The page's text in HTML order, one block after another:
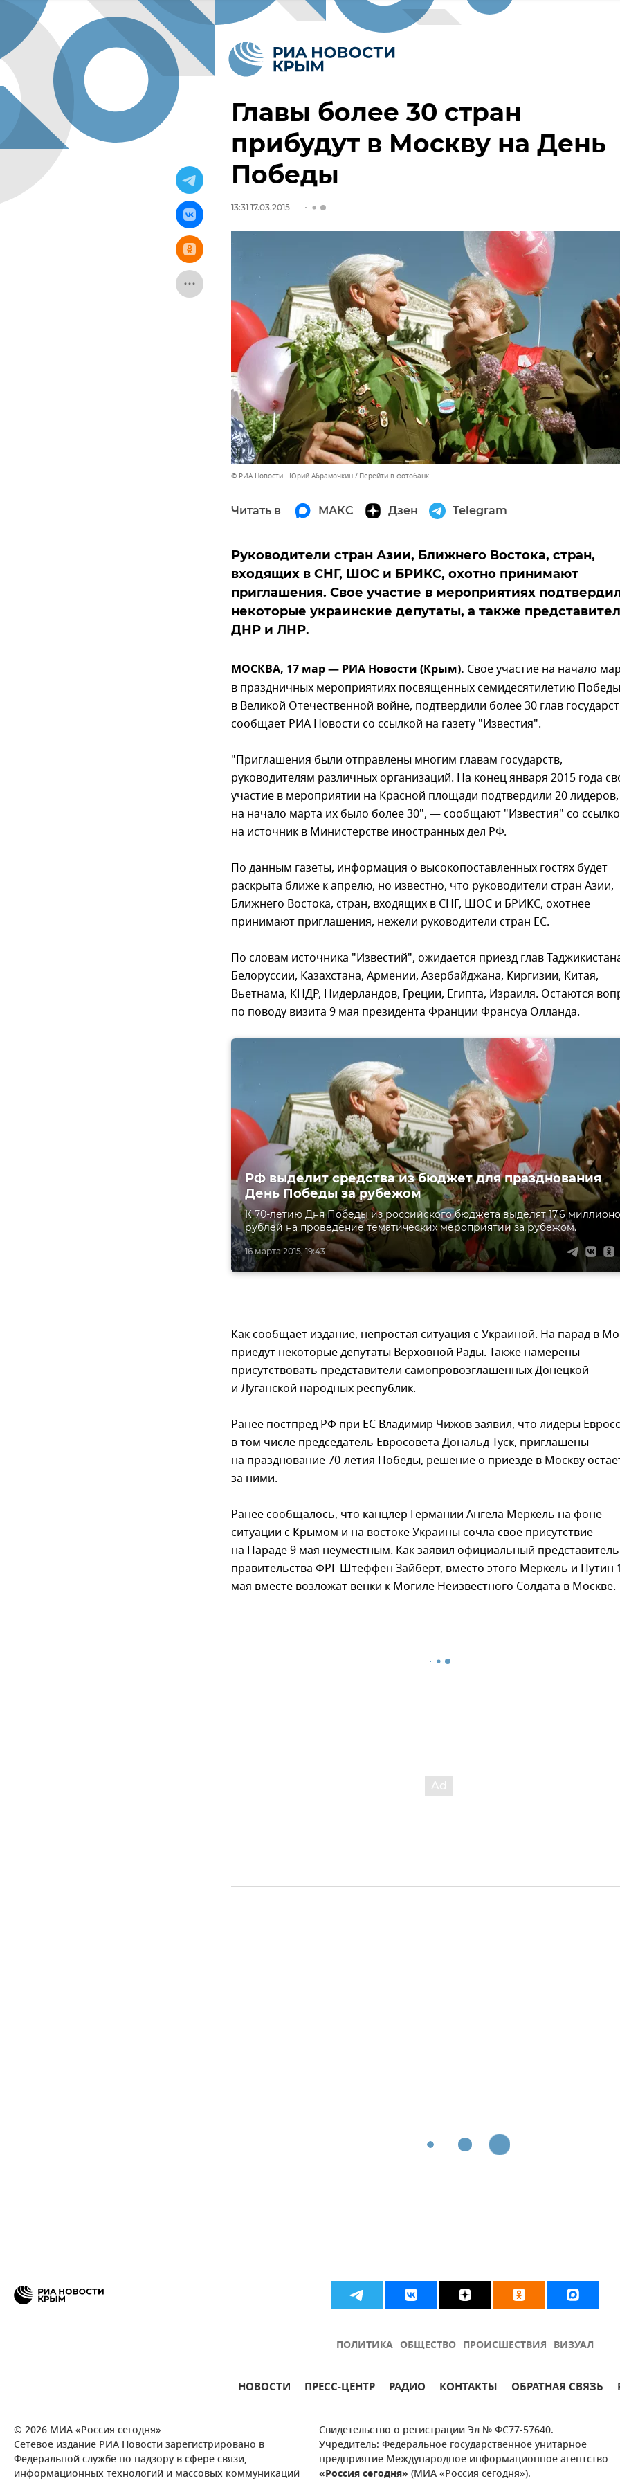
Главы более 30 стран
прибудут в Москву на День
Победы
13:31 17.03.2015
© РИА Новости . Юрий Абрамочкин Перейти в фотобанк
Читать в МАКС Дзен Telegram
Руководители стран Азии, Ближнего Востока, стран,
входящих в СНГ, ШОС и БРИКС, охотно принимают
приглашения. Свое участие в мероприятиях
некоторые украинские депутаты, а также
ДНР и ЛНР.
МОСКВА, 17 мар — РИА Новости (Крым). Свое участие на начало
в праздничных мероприятиях посвященных семидесятилетию Победы
в Великой Отечественной войне, подтвердили более 30 глав
сообщает РИА Новости со ссылкой на газету "Известия".
"Приглашения были отправлены многим главам государств,
руководителям различных организаций. На конец января 2015 года
участие в мероприятии на Красной площади подтвердили 20 лидеров,
на начало марта их было более 30", — сообщают "Известия" со
на источник в Министерстве иностранных дел РФ.
По данным газеты, информация о высокопоставленных гостях будет
раскрыта ближе к апрелю, но известно, что руководители стран Азии,
Ближнего Востока, стран, входящих в СНГ, ШОС и БРИКС, охотнее
принимают приглашения, нежели руководители стран ЕС.
По словам источника "Известий", ожидается приезд глав
Белоруссии, Казахстана, Армении, Азербайджана, Киргизии, Китая,
Вьетнама, КНДР, Нидерландов, Греции, Египта, Израиля. Остаются
по поводу визита 9 мая президента Франции Франсуа Олланда.
16 марта 2015, 19:43
РФ выделит средства из бюджет для празднования
День Победы за рубежом
К 70-летию Дня Победы из российского бюджета выделят 17.6
рублей на проведение тематических мероприятий за рубежом.
Как сообщает издание, непростая ситуация с Украиной. На парад в
приедут некоторые депутаты Верховной Рады. Также намерены
присутствовать представители самопровозглашенных Донецкой
и Луганской народных республик.
Ранее постпред РФ при ЕС Владимир Чижов заявил, что лидеры
в том числе председатель Евросовета Дональд Туск, приглашены
на празднование 70-летия Победы, решение о приезде в Москву
за ними.
Ранее сообщалось, что канцлер Германии Ангела Меркель на фоне
ситуации с Крымом и на востоке Украины сочла свое присутствие
на Параде 9 мая неуместным. Как заявил официальный представитель
правительства ФРГ Штеффен Зайберт, вместо этого Меркель и Путин
мая вместе возложат венки к Могиле Неизвестного Солдата в Москве.
ПОЛИТИКА ОБЩЕСТВО ПРОИСШЕСТВИЯ ВИЗУАЛ
НОВОСТИ ПРЕСС-ЦЕНТР РАДИО КОНТАКТЫ ОБРАТНАЯ СВЯЗЬ
© 2026 МИА «Россия сегодня»
Сетевое издание РИА Новости зарегистрировано в
Федеральной службе по надзору в сфере связи,
информационных технологий и массовых коммуникаций
Свидетельство о регистрации Эл № ФС77-57640.
Учредитель: Федеральное государственное унитарное
предприятие Международное информационное агентство
«Россия сегодня» (МИА «Россия сегодня»).